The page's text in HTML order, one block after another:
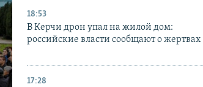
18:53
В Керчи дрон упал на жилой дом:
российские власти сообщают о жертвах
17:28